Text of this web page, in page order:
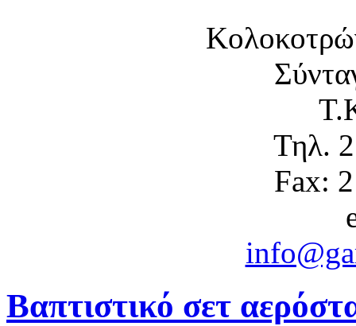
Τηλ.
Fax:
Βαπτιστικό σετ